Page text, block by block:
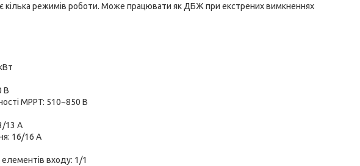
кілька режимів роботи. Може працювати як ДБЖ при екстрених вимкненнях
В
MPPT: 510~850 В
13 A
16/16 А
елементів входу: 1/1